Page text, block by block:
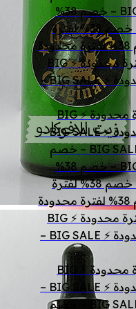
38% لفترة محدودة ⚡ BIG SALE – خصم 38%
لفترة محدودة ⚡ BIG SALE – خصم 38% لفترة
محدودة ⚡ BIG SALE – خصم 38% لفترة محدودة
⚡ BIG SALE – خصم 38% لفترة محدودة ⚡ BIG
SALE – خصم 38% لفترة محدودة ⚡ BIG SALE –
BIG SALE – خصم 38% لفترة محدودة ⚡ BIG
SALE – خصم 38% لفترة محدودة ⚡ BIG SALE –
خصم 38% لفترة محدودة ⚡ BIG SALE – خصم
38% لفترة محدودة ⚡ BIG SALE – خصم 38%
لفترة محدودة ⚡ BIG SALE – خصم 38% لفترة
محدودة ⚡ BIG SALE – خصم 38% لفترة محدودة
⚡ BIG SALE – خصم 38% لفترة محدودة ⚡ BIG
SALE – خصم 38% لفترة محدودة ⚡ BIG SALE –
BIG SALE – خصم 38% لفترة محدودة ⚡ BIG
SALE – خصم 38% لفترة محدودة ⚡ BIG SALE –
خصم 38% لفترة محدودة ⚡ BIG SALE – خصم